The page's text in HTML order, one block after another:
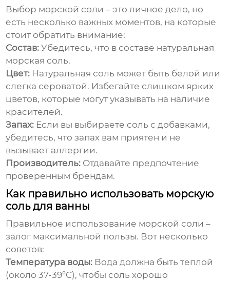
Выбор морской соли – это личное дело, но
есть несколько важных моментов, на которые
стоит обратить внимание:
Состав: Убедитесь, что в составе натуральная
морская соль.
Цвет: Натуральная соль может быть белой или
слегка сероватой. Избегайте слишком ярких
цветов, которые могут указывать на наличие
красителей.
Запах: Если вы выбираете соль с добавками,
убедитесь, что запах вам приятен и не
вызывает аллергии.
Производитель: Отдавайте предпочтение
проверенным брендам.
Как правильно использовать морскую
соль для ванны
Правильное использование морской соли –
залог максимальной пользы. Вот несколько
советов:
Температура воды: Вода должна быть теплой
(около 37-39°C), чтобы соль хорошо